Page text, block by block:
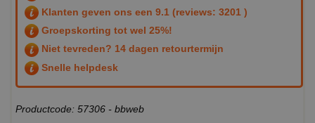
Klanten geven ons een 9.1 (reviews: 3201 )
Groepskorting tot wel 25%!
Niet tevreden? 14 dagen retourtermijn
Snelle helpdesk
Productcode: 57306 - bbweb